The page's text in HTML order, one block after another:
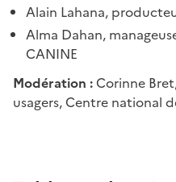
Alain Lahana,
Alma Dahan,
CANINE
Modération : Corinne
usagers, Centre national